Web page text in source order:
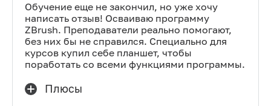
Обучение еще не закончил, но уже хочу
написать отзыв! Осваиваю программу
ZBrush. Преподаватели реально помогают,
без них бы не справился. Специально для
курсов купил себе планшет, чтобы
поработать со всеми функциями программы.
Плюсы